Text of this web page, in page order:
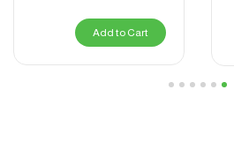
Add to Cart
1
2